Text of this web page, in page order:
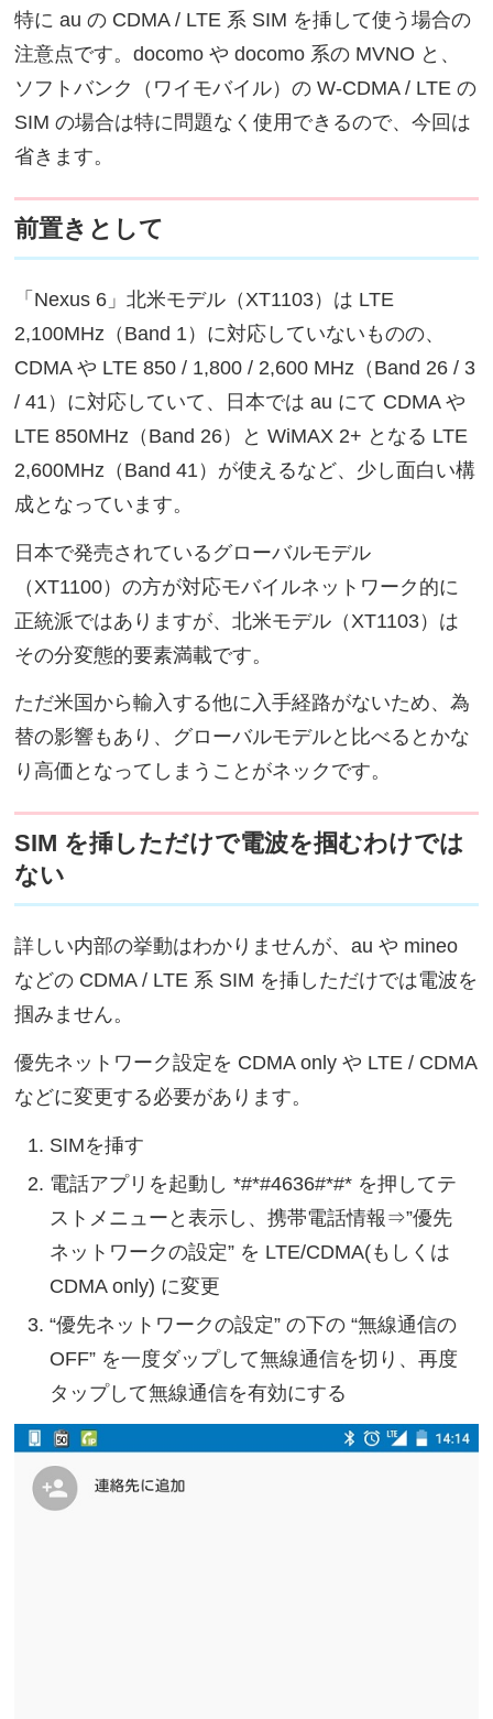
特に au の CDMA / LTE 系 SIM を挿して使う場合の
注意点です。docomo や docomo 系の MVNO と、
ソフトバンク（ワイモバイル）の W-CDMA / LTE の
SIM の場合は特に問題なく使用できるので、今回は
省きます。
前置きとして
「Nexus 6」北米モデル（XT1103）は LTE
2,100MHz（Band 1）に対応していないものの、
CDMA や LTE 850 / 1,800 / 2,600 MHz（Band 26 / 3
/ 41）に対応していて、日本では au にて CDMA や
LTE 850MHz（Band 26）と WiMAX 2+ となる LTE
2,600MHz（Band 41）が使えるなど、少し面白い構
成となっています。
日本で発売されているグローバルモデル
（XT1100）の方が対応モバイルネットワーク的に
正統派ではありますが、北米モデル（XT1103）は
その分変態的要素満載です。
ただ米国から輸入する他に入手経路がないため、為
替の影響もあり、グローバルモデルと比べるとかな
り高価となってしまうことがネックです。
SIM を挿しただけで電波を掴むわけでは
ない
詳しい内部の挙動はわかりませんが、au や mineo
などの CDMA / LTE 系 SIM を挿しただけでは電波を
掴みません。
優先ネットワーク設定を CDMA only や LTE / CDMA
などに変更する必要があります。
SIMを挿す
電話アプリを起動し *#*#4636#*#* を押してテ
ストメニューと表示し、携帯電話情報⇒”優先
ネットワークの設定” を LTE/CDMA(もしくは
CDMA only) に変更
“優先ネットワークの設定” の下の “無線通信の
OFF” を一度ダップして無線通信を切り、再度
タップして無線通信を有効にする